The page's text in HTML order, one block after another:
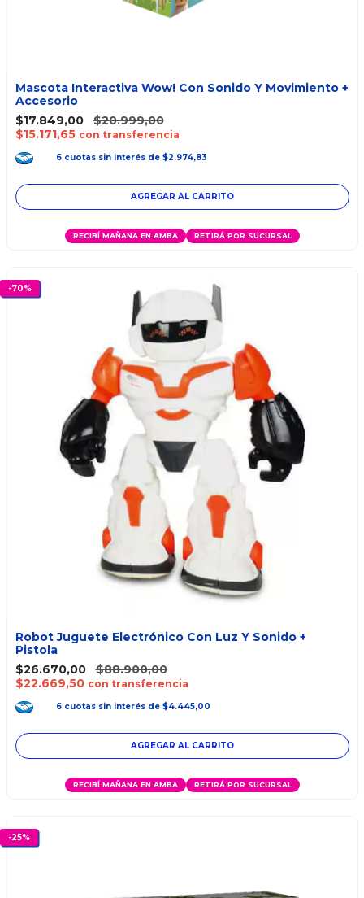
Mascota Interactiva Wow! Con Sonido Y Movimiento +
Accesorio
$17.849,00
$20.999,00
$15.171,65 con transferencia
6 cuotas sin interés de $2.974,83
AGREGAR AL CARRITO
RECIBÍ MAÑANA EN AMBA RETIRÁ POR SUCURSAL
-70%
Robot Juguete Electrónico Con Luz Y Sonido +
Pistola
$26.670,00
$88.900,00
$22.669,50 con transferencia
6 cuotas sin interés de $4.445,00
RECIBÍ MAÑANA EN AMBA RETIRÁ POR SUCURSAL
-25%